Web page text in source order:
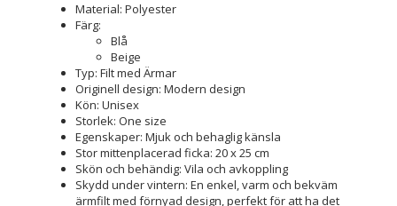
Material: Polyester
Färg:
Blå
Beige
Typ: Filt med Ärmar
Originell design: Modern design
Kön: Unisex
Storlek: One size
Egenskaper: Mjuk och behaglig känsla
Stor mittenplacerad ficka: 20 x 25 cm
Skön och behändig: Vila och avkoppling
Skydd under vintern: En enkel, varm och bekväm
ärmfilt med förnyad design, perfekt för att ha det